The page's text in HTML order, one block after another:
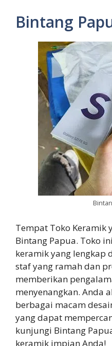
Bintang
Tempat Toko Keramik
Bintang Papua. Toko
keramik yang lengkap
staf yang ramah dan
memberikan
menyenangkan. Anda
berbagai macam
yang dapat
kunjungi Bintang
keramik impian Anda!